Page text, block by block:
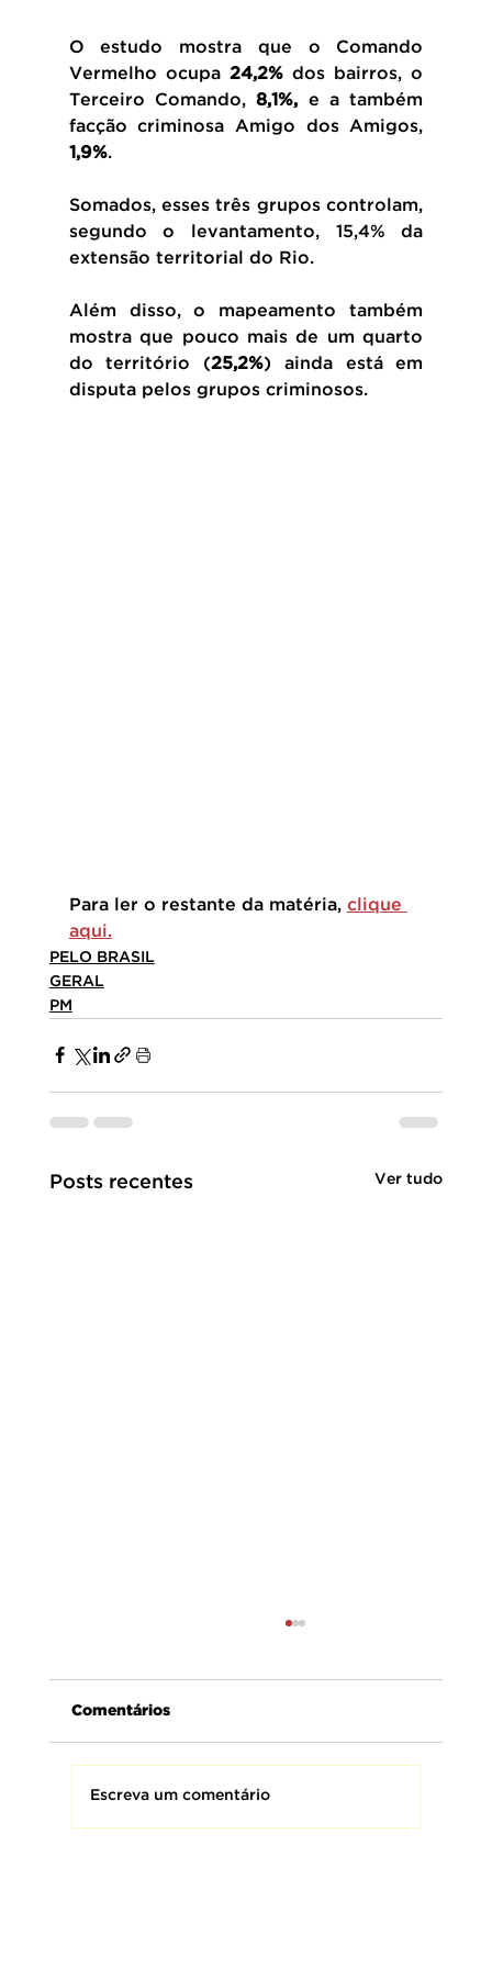
O estudo mostra que o Comando
Vermelho ocupa 24,2% dos bairros, o
Terceiro Comando, 8,1%, e a também
1,9%.
Somados, esses três grupos controlam,
segundo o levantamento, 15,4% da
extensão territorial do Rio.
Além disso, o mapeamento também
mostra que pouco mais de um quarto
do território (25,2%) ainda está em
disputa pelos grupos criminosos.
Para ler o restante da matéria, clique
aqui.
PELO BRASIL
GERAL
PM
Posts recentes Ver tudo
Comentários
Escreva um comentário